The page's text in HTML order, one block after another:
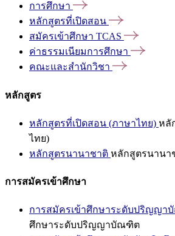
การศึกษา
หลักสูตรที่เปิดสอน
สมัครเข้าศึกษา TCAS
ค่าธรรมเนียมการศึกษา
คณะและสำนักวิชา
หลักสูตร
หลักสูตรที่เปิดสอน (ภาษาไทย) หลั
ไทย)
หลักสูตรนานาชาติ หลักสูตรนานา
การสมัครเข้าศึกษา
การสมัครเข้าศึกษาระดับปริญญา
ศึกษาระดับปริญญาบัณฑิต